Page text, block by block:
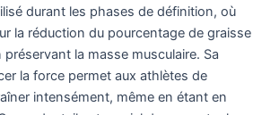
durant les phases de définition, où
la réduction du pourcentage de graisse
la masse musculaire. Sa
la force permet aux athlètes de
intensément, même en étant en